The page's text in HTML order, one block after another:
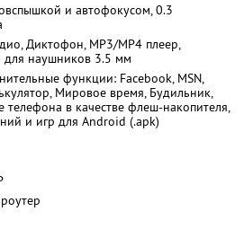
и автофокусом, 0.3
Диктофон, MP3/MP4 плеер,
для наушников 3.5 мм
функции: Facebook, MSN,
Мировое время, Будильник,
телефона в качестве флеш-накопителя,
и игр для Android (.apk)